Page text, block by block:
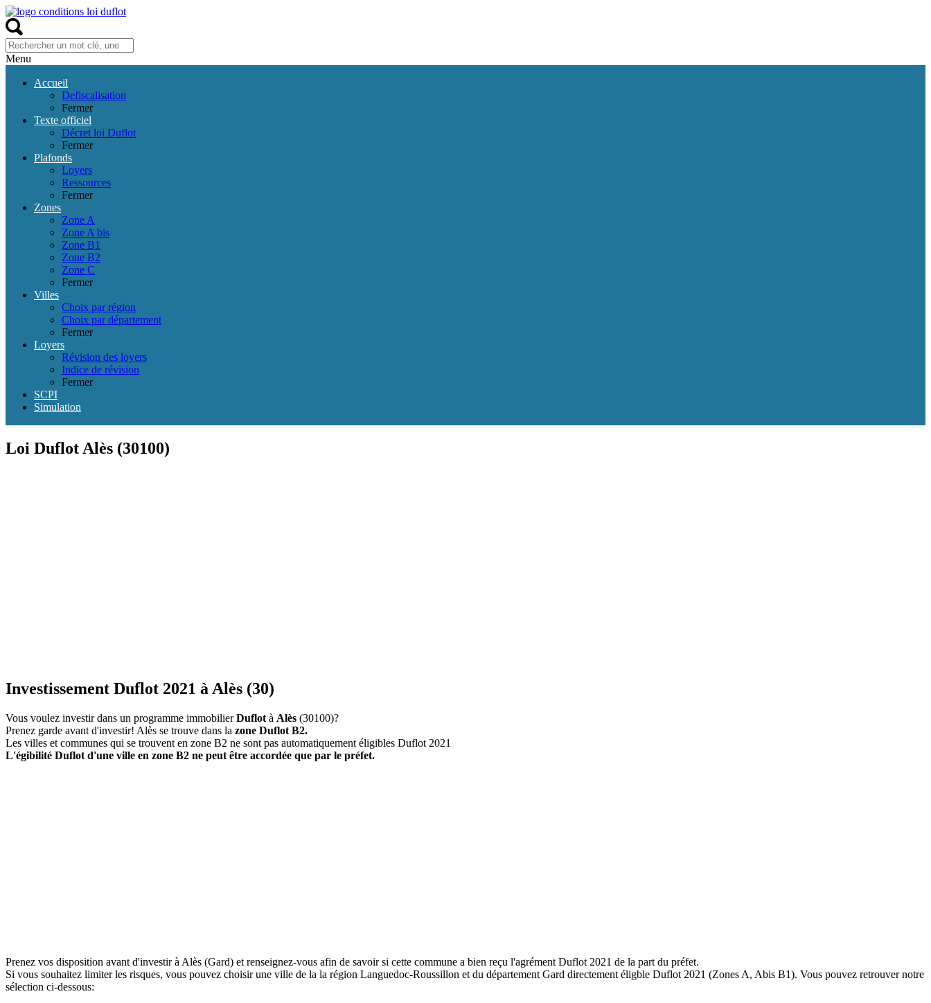
Menu
Accueil
Defiscalisation
Fermer
Texte officiel
Décret loi Duflot
Fermer
Plafonds
Loyers
Ressources
Fermer
Zones
Zone A
Zone A bis
Zone B1
Zone B2
Zone C
Fermer
Villes
Choix par région
Choix par département
Fermer
Loyers
Révision des loyers
Indice de révision
Fermer
SCPI
Simulation
Loi Duflot Alès (30100)
Investissement Duflot 2021 à Alès (30)
Vous voulez investir dans un programme immobilierDuflot à Alès (30100)?
Prenez garde avant d'investir! Alès se trouve dans la zone Duflot B2.
Les villes et communes qui se trouvent en zone B2 ne sont pas automatiquement éligibles Duflot 2021
L'égibilité Duflot d'une ville en zone B2 ne peut être accordée que par le préfet.
Prenez vos disposition avant d'investir à Alès (Gard) et renseignez-vous afin de savoir si cette commune a bien reçu l'agrément Duflot 2021 de la part du préfet.
Si vous souhaitez limiter les risques, vous pouvez choisir une ville de la la région Languedoc-Roussillon et du département Gard directement éligble Duflot 2021 (Zones A, Abis B1). Vous pouvez retrouver notre
sélection ci-dessous: